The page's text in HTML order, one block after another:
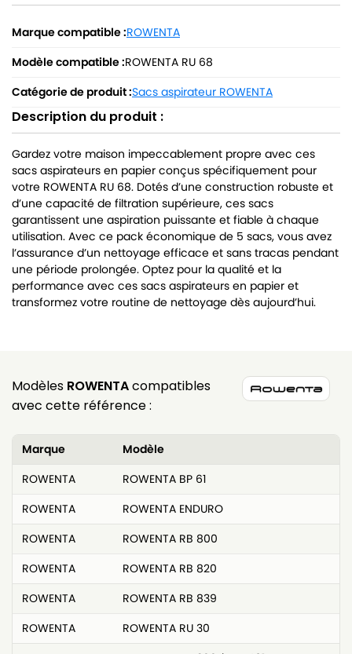
Marque compatible :ROWENTA
Modèle compatible :ROWENTA RU 68
Catégorie de produit :Sacs aspirateur ROWENTA
Description du produit :
Gardez votre maison impeccablement propre avec ces
sacs aspirateurs en papier conçus spécifiquement pour
votre ROWENTA RU 68. Dotés d’une construction robuste et
d’une capacité de filtration supérieure, ces sacs
garantissent une aspiration puissante et fiable à chaque
utilisation. Avec ce pack économique de 5 sacs, vous avez
l’assurance d’un nettoyage efficace et sans tracas pendant
une période prolongée. Optez pour la qualité et la
performance avec ces sacs aspirateurs en papier et
transformez votre routine de nettoyage dès aujourd’hui.
Modèles ROWENTAcompatibles
avec cette référence :
Marque
Modèle
ROWENTA
ROWENTA BP 61
ROWENTA
ROWENTA ENDURO
ROWENTA
ROWENTA RB 800
ROWENTA
ROWENTA RB 820
ROWENTA
ROWENTA RB 839
ROWENTA
ROWENTA RU 30